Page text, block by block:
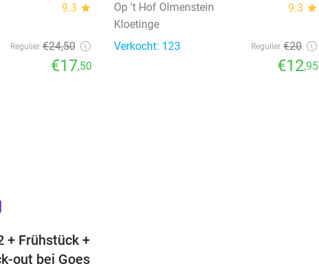
9.3 star
Regulier €24,50
€17,50
Op 't Hof Olmenstein 9.3 star
Kloetinge
Verkocht: 123
Regulier €20
€12,95
+ Frühstück +
out bei Goes